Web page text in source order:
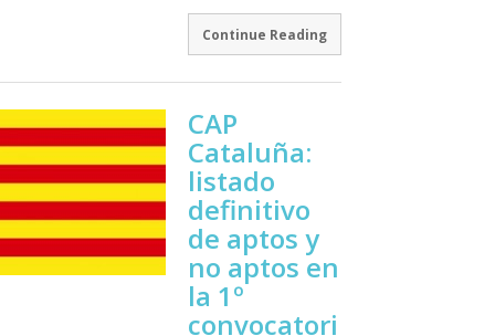
Continue Reading
CAP
Cataluña:
listado
definitivo
de aptos y
no aptos en
la 1º
convocatori